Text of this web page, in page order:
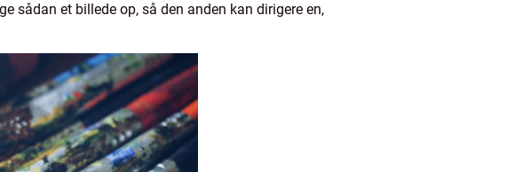
sådan et billede op, så den anden kan dirigere en,